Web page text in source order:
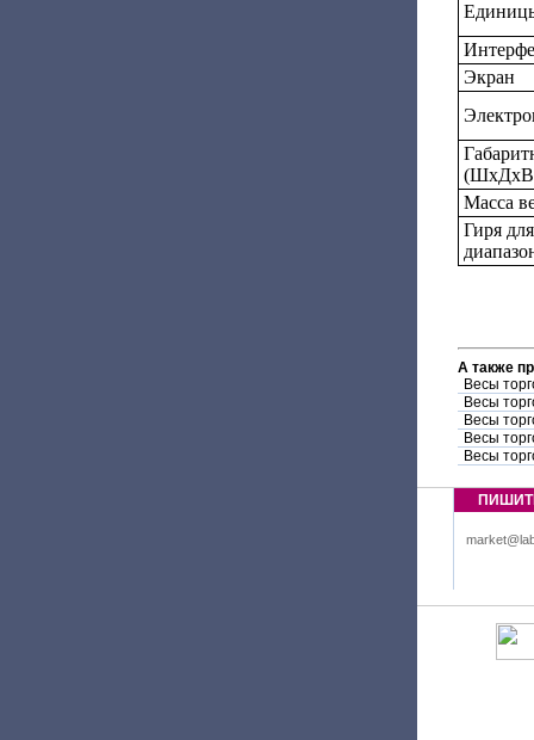
Экран
Масса
Гиря
А также
Весы
Весы
Весы
Весы
Весы